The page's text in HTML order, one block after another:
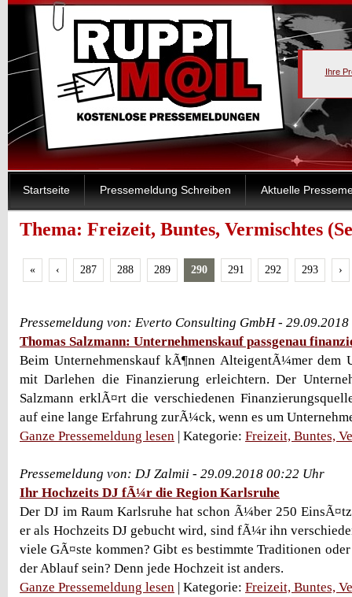
Ihre
Startseite Pressemeldung Schreiben Aktuelle
Thema: Freizeit, Buntes, Vermischtes
« ‹ 287 288 289 290 291 292 293 ›
Pressemeldung von: Everto Consulting GmbH -
Thomas Salzmann: Unternehmenskauf passgenau
Beim Unternehmenskauf kÃ¶nnen AlteigentÃ¼mer dem
mit Darlehen die Finanzierung erleichtern. Der
Salzmann erklÃ¤rt die verschiedenen
auf eine lange Erfahrung zurÃ¼ck, wenn es um
Ganze Pressemeldung lesen | Kategorie: Freizeit, Buntes,
Pressemeldung von: DJ Zalmii - 29.09.2018 00:22 Uhr
Ihr Hochzeits DJ fÃ¼r die Region Karlsruhe
Der DJ im Raum Karlsruhe hat schon Ã¼ber 250
er als Hochzeits DJ gebucht wird, sind fÃ¼r ihn
viele GÃ¤ste kommen? Gibt es bestimmte Traditionen
der Ablauf sein? Denn jede Hochzeit ist anders.
Ganze Pressemeldung lesen | Kategorie: Freizeit, Buntes,